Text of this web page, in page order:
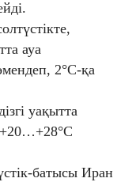
ауа
2°С-қа
уақытта
+20…+28°С
батысы Иран